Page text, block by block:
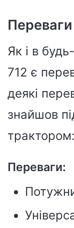
Переваги
Як і в
712 є
деякі
знайшов
трактором:
Переваги: ​​